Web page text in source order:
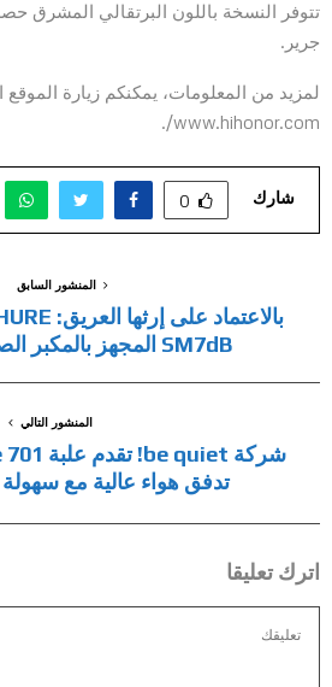
تتوفر النسخة باللون البرتقالي المشرق
جرير.
لمزيد من المعلومات، يمكنكم زيارة الموقع
www.hihonor.com/.
شارك 0
المنشور السابق
SM7dB المجهز بالمكبر الصوتي المدمج
المنشور التالي
تدفق هواء عالية مع
اترك تعليقا